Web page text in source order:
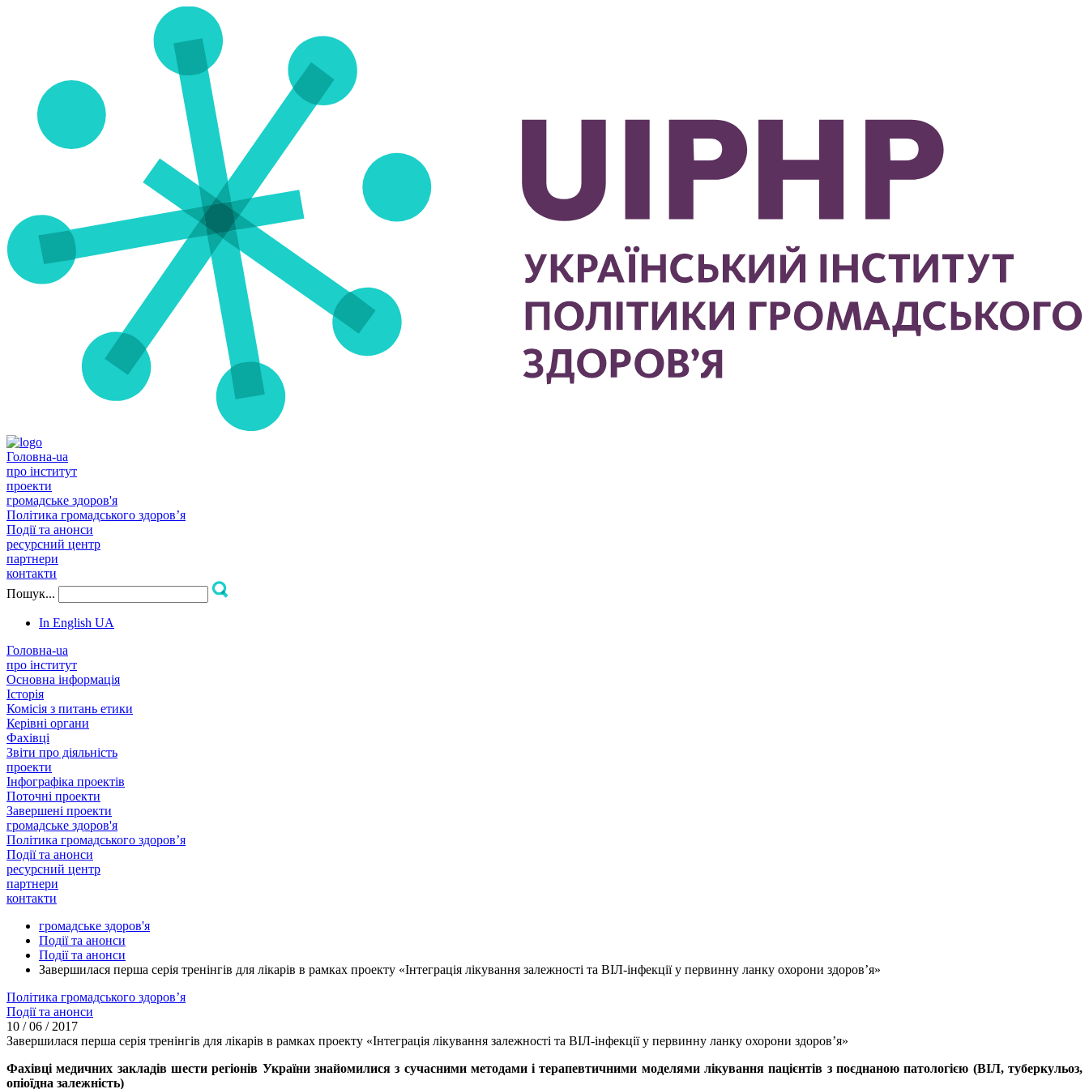
Головна-ua
про інститут
проекти
громадське здоров'я
Політика громадського здоров’я
Події та анонси
ресурсний центр
партнери
контакти
Пошук...
In English UA
Головна-ua
про інститут
Основна інформація
Історія
Комісія з питань етики
Керівні органи
Фахівці
Звіти про діяльність
проекти
Інфографіка проектів
Поточні проекти
Завершені проекти
громадське здоров'я
Політика громадського здоров’я
Події та анонси
ресурсний центр
партнери
контакти
громадське здоров'я
Події та анонси
Події та анонси
Завершилася перша серія тренінгів для лікарів в рамках проекту «Інтеграція лікування залежності та ВІЛ-інфекції у первинну ланку охорони здоров’я»
Політика громадського здоров’я
Події та анонси
10 / 06 / 2017
Завершилася перша серія тренінгів для лікарів в рамках проекту «Інтеграція лікування залежності та ВІЛ-інфекції у первинну ланку охорони здоров’я»
Фахівці медичних закладів шести регіонів України знайомилися з сучасними методами і терапевтичними моделями лікування пацієнтів з поєднаною патологією (ВІЛ, туберкульоз,
опіоїдна залежність)